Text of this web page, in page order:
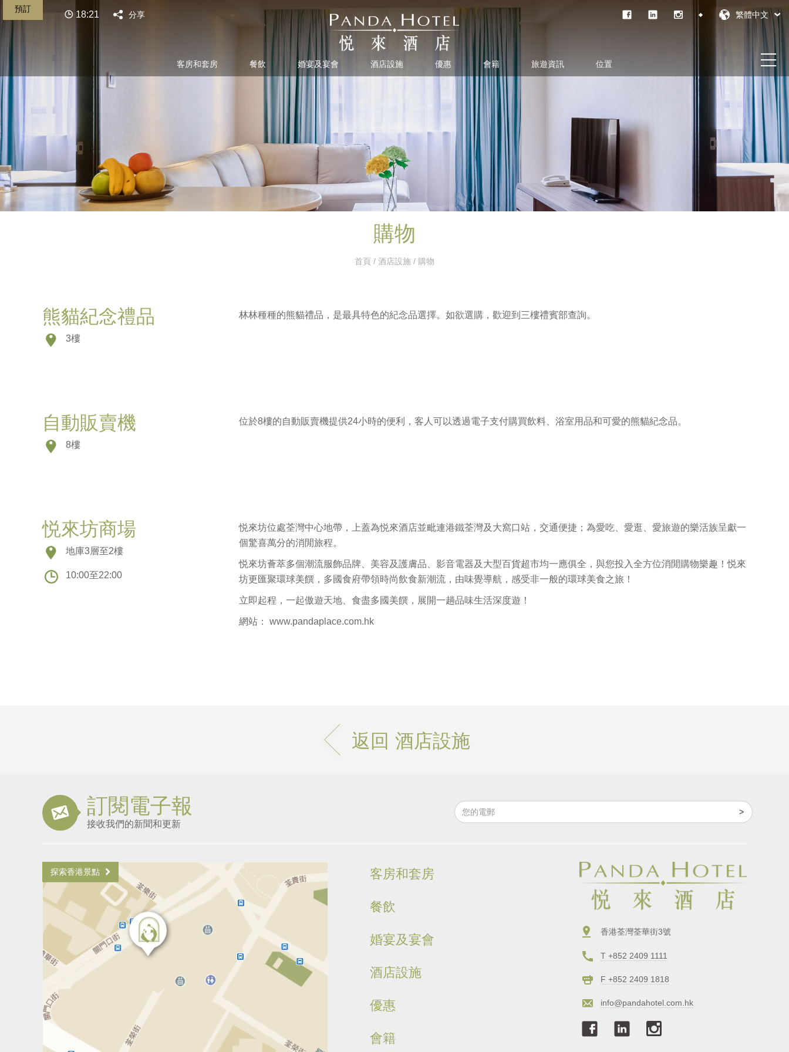
預訂
18:21 分享 繁體中文
客房和套房 餐飲 婚宴及宴會 酒店設施 優惠 會籍 旅遊資訊 位置
購物
首頁 / 酒店設施 / 購物
熊貓紀念禮品
3樓
林林種種的熊貓禮品，是最具特色的紀念品選擇。如欲選購，歡迎到三樓禮賓部查詢。
自動販賣機
8樓
位於8樓的自動販賣機提供24小時的便利，客人可以透過電子支付購買飲料、浴室用品和可愛的熊貓紀念品。
悦來坊商場
地庫3層至2樓
10:00至22:00
悦來坊位處荃灣中心地帶，上蓋為悦來酒店並毗連港鐵荃灣及大窩口站，交通便捷；為愛吃、愛逛、愛旅遊的樂活族呈獻一
個驚喜萬分的消閒旅程。
悦來坊薈萃多個潮流服飾品牌、美容及護膚品、影音電器及大型百貨超市均一應俱全，與您投入全方位消閒購物樂趣！悦來
坊更匯聚環球美饌，多國食府帶領時尚飲食新潮流，由味覺導航，感受非一般的環球美食之旅！
立即起程，一起傲遊天地、食盡多國美饌，展開一趟品味生活深度遊！
網站： www.pandaplace.com.hk
返回 酒店設施
訂閱電子報
接收我們的新聞和更新
探索香港景點
客房和套房
餐飲
婚宴及宴會
酒店設施
優惠
會籍
香港荃灣荃華街3號
T +852 2409 1111
F +852 2409 1818
info@pandahotel.com.hk